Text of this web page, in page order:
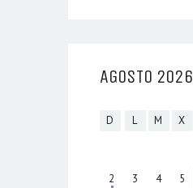
AGOSTO 2026
D L M X
2 3 4 5